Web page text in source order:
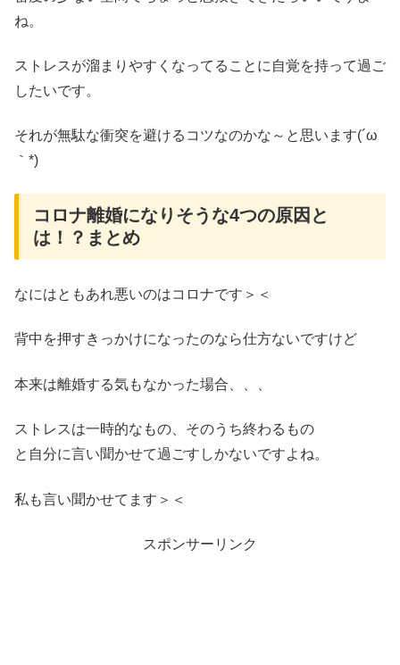
ね。
ストレスが溜まりやすくなってることに自覚を持って過ご
したいです。
それが無駄な衝突を避けるコツなのかな～と思います(´ω
｀*)
コロナ離婚になりそうな4つの原因と
は！？まとめ
なにはともあれ悪いのはコロナです＞＜
背中を押すきっかけになったのなら仕方ないですけど
本来は離婚する気もなかった場合、、、
ストレスは一時的なもの、そのうち終わるもの
と自分に言い聞かせて過ごすしかないですよね。
私も言い聞かせてます＞＜
スポンサーリンク